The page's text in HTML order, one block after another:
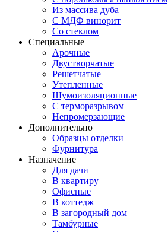
Из массива дуба
С МДФ винорит
Со стеклом
Специальные
Арочные
Двустворчатые
Решетчатые
Утепленные
Шумоизоляционные
С терморазрывом
Непромерзающие
Дополнительно
Образцы отделки
Фурнитура
Назначение
Для дачи
В квартиру
Офисные
В коттедж
В загородный дом
Тамбурные